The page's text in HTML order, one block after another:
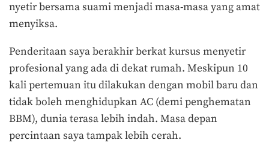
nyetir bersama suami menjadi masa-masa yang amat
menyiksa.
Penderitaan saya berakhir berkat kursus menyetir
profesional yang ada di dekat rumah. Meskipun 10
kali pertemuan itu dilakukan dengan mobil baru dan
tidak boleh menghidupkan AC (demi penghematan
BBM), dunia terasa lebih indah. Masa depan
percintaan saya tampak lebih cerah.